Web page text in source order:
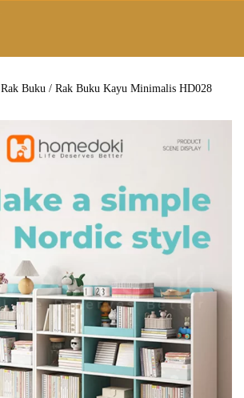
Rak Buku / Rak Buku Kayu Minimalis HD028